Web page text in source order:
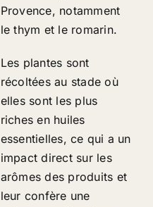
Provence, notamment
le thym et le romarin.
Les plantes sont
récoltées au stade où
elles sont les plus
riches en huiles
essentielles, ce qui a un
impact direct sur les
arômes des produits et
leur confère une